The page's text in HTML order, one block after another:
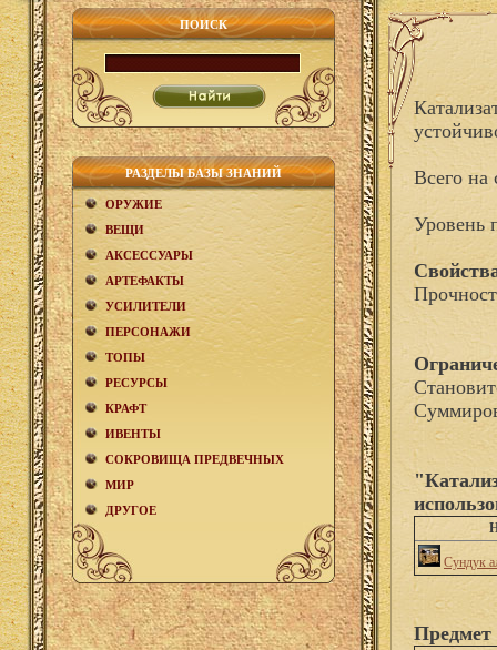
ПОИСК
РАЗДЕЛЫ БАЗЫ ЗНАНИЙ
ОРУЖИЕ
ВЕЩИ
АКCЕСCУАРЫ
АРТЕФАКТЫ
УСИЛИТЕЛИ
ПЕРСОНАЖИ
ТОПЫ
РЕСУРСЫ
КРАФТ
ИВЕНТЫ
СОКРОВИЩА ПРЕДВЕЧНЫХ
МИР
ДРУГОЕ
Всего на
Уровень
Сундук